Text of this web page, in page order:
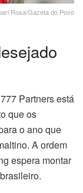
Rosa/Gazeta do Povo
Partners está
que os
o ano que
A ordem
espera montar